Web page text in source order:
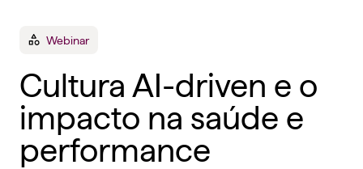
Webinar
Cultura AI-driven e o
impacto na saúde e
performance